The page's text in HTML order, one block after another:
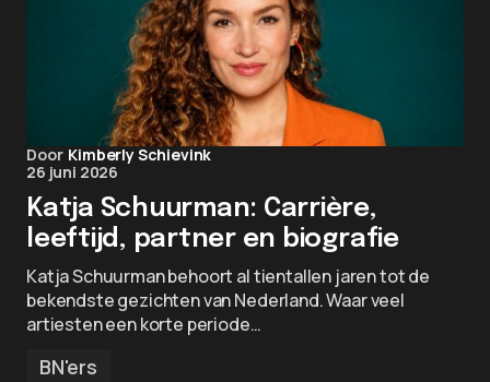
Door Kimberly Schievink
26 juni 2026
Katja Schuurman: Carrière,
leeftijd, partner en biografie
Katja Schuurman behoort al tientallen jaren tot de
bekendste gezichten van Nederland. Waar veel
artiesten een korte periode…
BN'ers